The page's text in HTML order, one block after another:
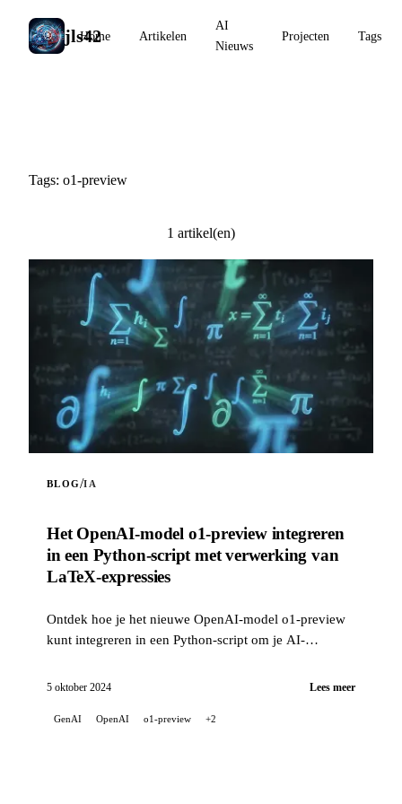
jls42
Home Artikelen
AI
Nieuws
Projecten Tags
Tags: o1-preview
1 artikel(en)
BLOG/IA
Het OpenAI-model o1-preview integreren
in een Python-script met verwerking van
LaTeX-expressies
Ontdek hoe je het nieuwe OpenAI-model o1-preview
kunt integreren in een Python-script om je AI-
5 oktober 2024 Lees meer
GenAI OpenAI o1-preview +2